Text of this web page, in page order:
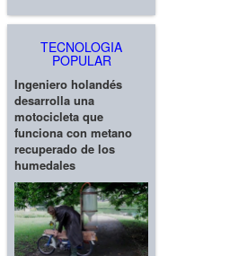
TECNOLOGIA
POPULAR
Ingeniero holandés
desarrolla una
motocicleta que
funciona con metano
recuperado de los
humedales